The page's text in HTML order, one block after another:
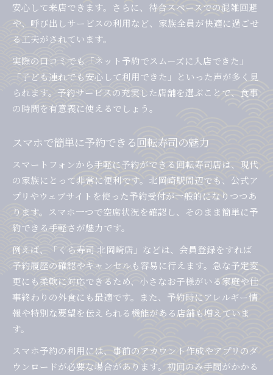
安心して来店できます。さらに、待合スペースでの混雑回避
や、呼び出しサービスの利用など、家族全員が快適に過ごせ
る工夫がされています。
実際の口コミでも「ネット予約でスムーズに入店できた」
「子ども連れでも安心して利用できた」といった声が多く見
られます。予約サービスの充実した店舗を選ぶことで、食事
の時間を有意義に使えるでしょう。
スマホで簡単に予約できる回転寿司の魅力
スマートフォンから手軽に予約ができる回転寿司店は、現代
の家族にとって非常に便利です。北岡崎駅周辺でも、公式ア
プリやウェブサイトを使った予約受付が一般的になりつつあ
ります。スマホ一つで空席状況を確認し、そのまま簡単に予
約できる手軽さが魅力です。
例えば、「くら寿司 北岡崎店」などは、会員登録をすれば
予約履歴の確認やキャンセルも容易に行えます。急な予定変
更にも柔軟に対応できるため、小さなお子様がいる家庭や仕
事終わりの外食にも最適です。また、予約時にアレルギー情
報や特別な要望を伝えられる機能がある店舗も増えていま
す。
スマホ予約の利用には、事前のアカウント作成やアプリのダ
ウンロードが必要な場合があります。初回のみ手間がかかる